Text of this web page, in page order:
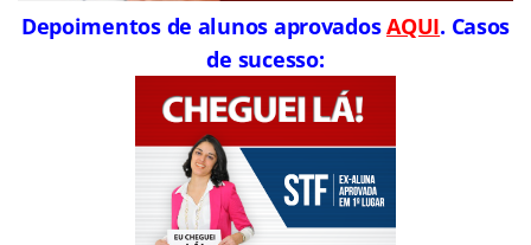
Depoimentos de alunos aprovadosAQUI. Casos
de sucesso: